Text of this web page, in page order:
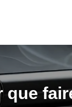
que